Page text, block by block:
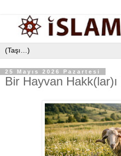
25 Mayıs 2026 Pazartesi
Bir Hayvan